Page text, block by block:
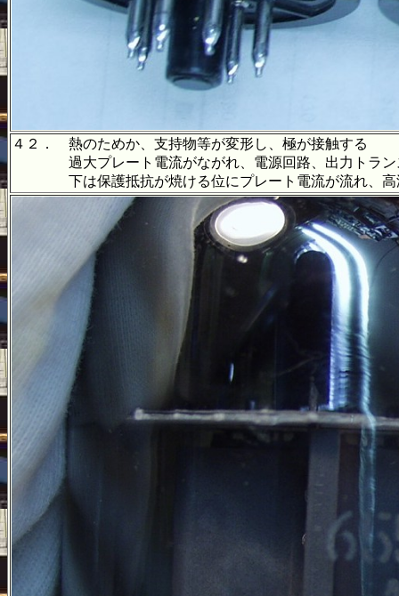
４２． 熱のためか、支持物等が変形し、極が接触する
過大プレート電流がながれ、電源回路、出力トラン
下は保護抵抗が焼ける位にプレート電流が流れ、高温